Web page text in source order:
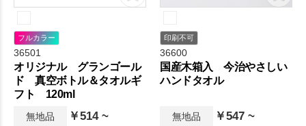
フルカラー
36501
オリジナル グランゴール
ド 真空ボトル＆タオルギ
フト 120ml
無地品 ￥514 ~
印刷不可
36600
国産木箱入 今治やさしい
ハンドタオル
無地品 ￥547 ~